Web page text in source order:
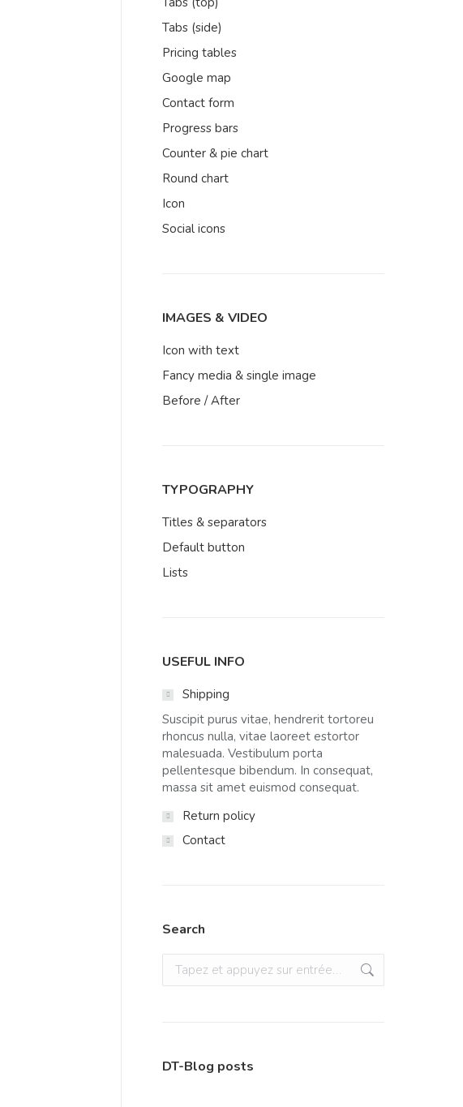
Tabs (side)
Pricing tables
Google map
Contact form
Progress bars
Counter & pie chart
Round chart
Icon
Social icons
IMAGES & VIDEO
Icon with text
Fancy media & single image
Before / After
TYPOGRAPHY
Titles & separators
Default button
Lists
USEFUL INFO
Shipping
Suscipit purus vitae, hendrerit tortoreu
rhoncus nulla, vitae laoreet estortor
malesuada. Vestibulum porta
pellentesque bibendum. In consequat,
massa sit amet euismod consequat.
Return policy
Contact
Search
Recherche
DT-Blog posts